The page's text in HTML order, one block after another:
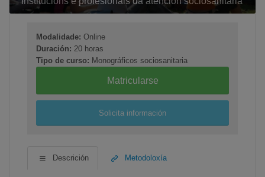
Modalidade: Online
Duración: 20 horas
Tipo de curso: Monográficos sociosanitaria
Matricularse
Solicita información
Descrición Metodoloxía